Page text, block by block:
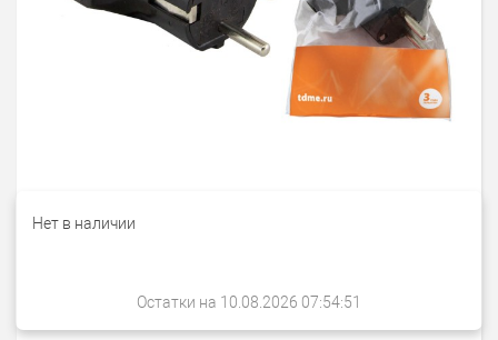
Нет в наличии
Остатки на 10.08.2026 07:54:51